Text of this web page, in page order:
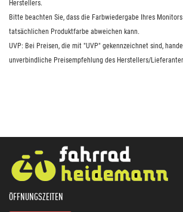
Herstellers.
Bitte beachten Sie, dass die Farbwiedergabe Ihres
tatsächlichen Produktfarbe abweichen kann.
UVP: Bei Preisen, die mit "UVP" gekennzeichnet sind,
unverbindliche Preisempfehlung des Herstellers/
ÖFFNUNGSZEITEN